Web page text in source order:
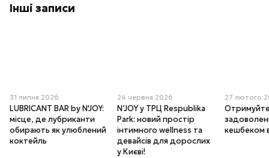
Інші записи
31 липня 2026
LUBRICANT BAR by N'JOY:
місце, де лубриканти
обирають як улюблений
коктейль
24 червня 2026
N’JOY у ТРЦ Respublika
Park: новий простір
інтимного wellness та
девайсів для дорослих
у Києві!
27 лютого
кешбеком